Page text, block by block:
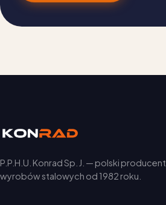
P.P.H.U. Konrad Sp. J. — polski producent
wyrobów stalowych od 1982 roku.